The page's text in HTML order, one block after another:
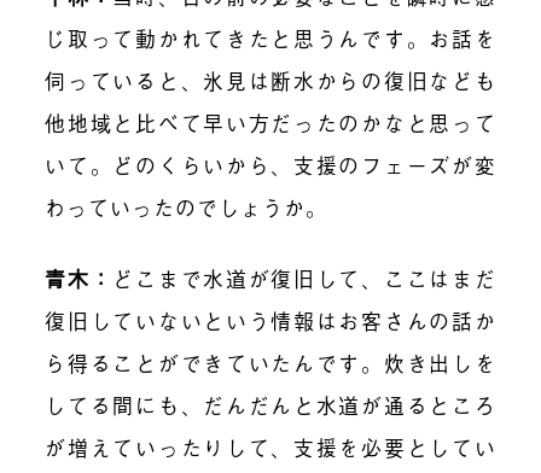
じ取って動かれてきたと思うんです。お話を
伺っていると、氷見は断水からの復旧なども
他地域と比べて早い方だったのかなと思って
いて。どのくらいから、支援のフェーズが変
わっていったのでしょうか。
青木： どこまで水道が復旧して、ここはまだ
復旧していないという情報はお客さんの話か
ら得ることができていたんです。炊き出しを
してる間にも、だんだんと水道が通るところ
が増えていったりして、支援を必要としてい